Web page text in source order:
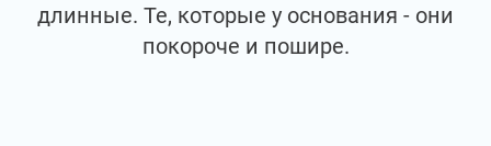
длинные. Те, которые у основания - они
покороче и пошире.